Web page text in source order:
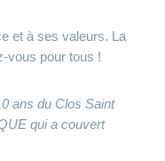
et à ses valeurs. La
vous pour tous !
ans du Clos Saint
qui a couvert